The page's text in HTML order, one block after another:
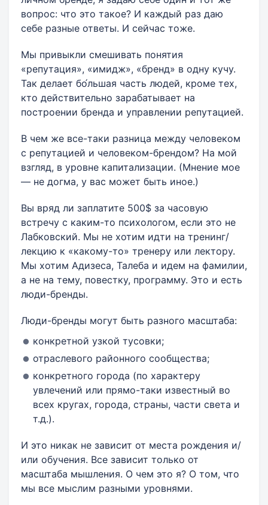
вопрос: что это такое? И каждый раз даю
себе разные ответы. И сейчас тоже.
Мы привыкли смешивать понятия
«репутация», «имидж», «бренд» в одну кучу.
Так делает бо́льшая часть людей, кроме тех,
кто действительно зарабатывает на
построении бренда и управлении репутацией.
В чем же все-таки разница между человеком
с репутацией и человеком-брендом? На мой
взгляд, в уровне капитализации. (Мнение мое
— не догма, у вас может быть иное.)
Вы вряд ли заплатите 500$ за часовую
встречу с каким-то психологом, если это не
Лабковский. Мы не хотим идти на тренинг/
лекцию к «какому-то» тренеру или лектору.
Мы хотим Адизеса, Талеба и идем на фамилии,
а не на тему, повестку, программу. Это и есть
люди-бренды.
Люди-бренды могут быть разного масштаба:
конкретной узкой тусовки;
отраслевого районного сообщества;
конкретного города (по характеру
увлечений или прямо-таки известный во
всех кругах, города, страны, части света и
т.д.).
И это никак не зависит от места рождения и/
или обучения. Все зависит только от
масштаба мышления. О чем это я? О том, что
мы все мыслим разными уровнями.